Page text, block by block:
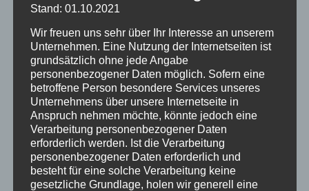
Archiv
Kategorien
Allgäu
Allgemein
Angebote
Bergbahnen
Bewertung
E-Bike
Stand: 01.10.2021
Wir freuen uns sehr über Ihr Interesse an unserem
Unternehmen. Eine Nutzung der Internetseiten ist
grundsätzlich ohne jede Angabe
personenbezogener Daten möglich. Sofern eine
betroffene Person besondere Services unseres
Unternehmens über unsere Internetseite in
Anspruch nehmen möchte, könnte jedoch eine
Verarbeitung personenbezogener Daten
erforderlich werden. Ist die Verarbeitung
personenbezogener Daten erforderlich und
besteht für eine solche Verarbeitung keine
gesetzliche Grundlage, holen wir generell eine